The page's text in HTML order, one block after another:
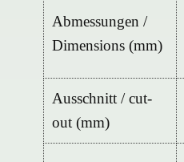
Abmessungen /
Dimensions (mm)
Ausschnitt / cut-
out (mm)